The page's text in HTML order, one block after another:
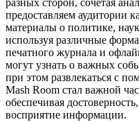
разных сторон, сочетая
предоставляем аудитории
материалы о политике,
используя различные
печатного журнала и
могут узнать о важных
при этом развлекаться с
Mash Room стал важной
обеспечивая
восприятие информации.